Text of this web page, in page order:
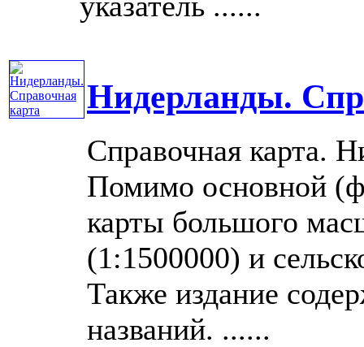
Нидерланды.
Справочная карта.
Помимо основной
карты большого
(1:1500000) и
Также издание
названий. ......